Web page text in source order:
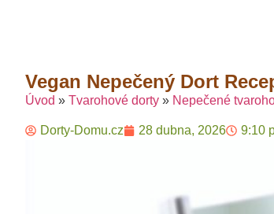
Vegan Nepečený Dort
Úvod » Tvarohové dorty » Nepečené
Dorty-Domu.cz 28 dubna, 2026 9:10